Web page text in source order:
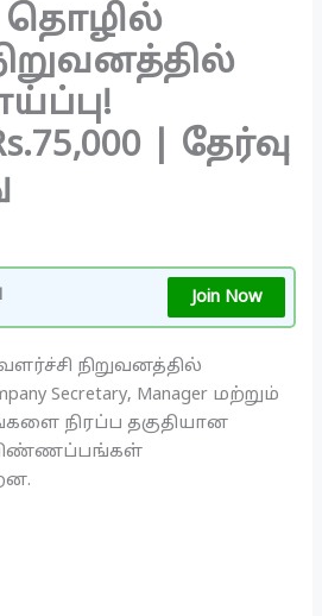
தொழில்
| தேர்வு
Join Now
நிறுவனத்தில்
Secretary, Manager மற்றும்
நிரப்ப தகுதியான
விண்ணப்பங்கள்